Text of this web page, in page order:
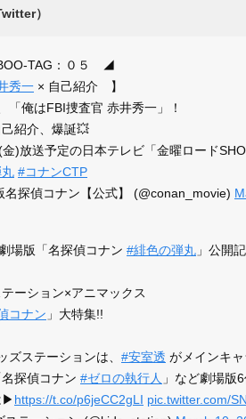
TAG：０５ ◢
秀一 × 自己紹介 】
「俺はFBI捜査官 赤井秀一」！
紹介、爆誕💥
)放送予定の日本テレビ「金曜ロード
#コナンCTP
探偵コナン【公式】 (@conan_movie)
場版「名探偵コナン #緋色の弾丸 」公開
ーション×アニマックス
コナン 」大特集!!
ズステーションは、 #安室透 がメインキ
探偵コナン #ゼロの執行人 」など劇場版
▶ https://t.co/p6jeCC2gLI pic.twitter.com/